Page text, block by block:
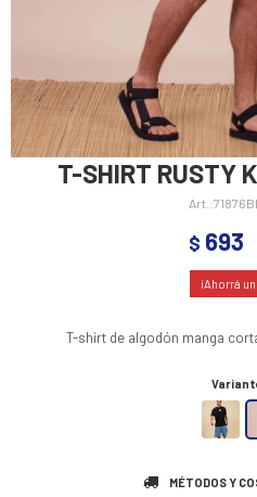
T-SHIRT RUSTY
$ 693
T-shirt de algodón manga
MÉTODOS Y